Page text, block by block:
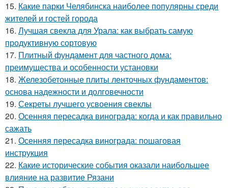
15. Какие парки Челябинска наиболее популярны среди
жителей и гостей города
16. Лучшая свекла для Урала: как выбрать самую
продуктивную сортовую
17. Плитный фундамент для частного дома:
преимущества и особенности установки
18. Железобетонные плиты ленточных фундаментов:
основа надежности и долговечности
19. Секреты лучшего усвоения свеклы
20. Осенняя пересадка винограда: когда и как правильно
сажать
21. Осенняя пересадка винограда: пошаговая
инструкция
22. Какие исторические события оказали наибольшее
влияние на развитие Рязани